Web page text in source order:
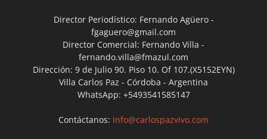
Director Periodístico: Fernando Agüero -
fgaguero@gmail.com
Director Comercial: Fernando Villa -
fernando.villa@fmazul.com
Dirección: 9 de Julio 90. Piso 10. Of 107.(X5152EYN)
Villa Carlos Paz - Córdoba - Argentina
WhatsApp: +5493541585147
Contáctanos: info@carlospazvivo.com